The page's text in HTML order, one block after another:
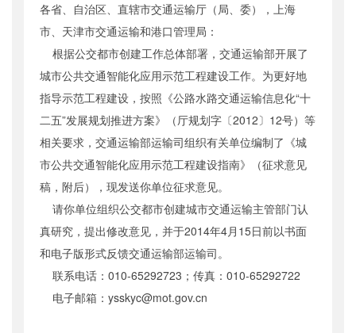
公开日期：2014年04月04日
主题词：城市公交;智能化;应用示范工程;建设
指南
机构分类：运输服务司
主题分类：公众参与
公文类型 ： 部函
各省、自治区、直辖市交通运输厅（局、委），上海
市、天津市交通运输和港口管理局：
根据公交都市创建工作总体部署，交通运输部开展了
城市公共交通智能化应用示范工程建设工作。为更好地
指导示范工程建设，按照《公路水路交通运输信息化“十
二五”发展规划推进方案》（厅规划字〔2012〕12号）等
相关要求，交通运输部运输司组织有关单位编制了《城
市公共交通智能化应用示范工程建设指南》（征求意见
稿，附后），现发送你单位征求意见。
请你单位组织公交都市创建城市交通运输主管部门认
真研究，提出修改意见，并于2014年4月15日前以书面
和电子版形式反馈交通运输部运输司。
联系电话：010-65292723；传真：010-65292722
电子邮箱：ysskyc@mot.gov.cn